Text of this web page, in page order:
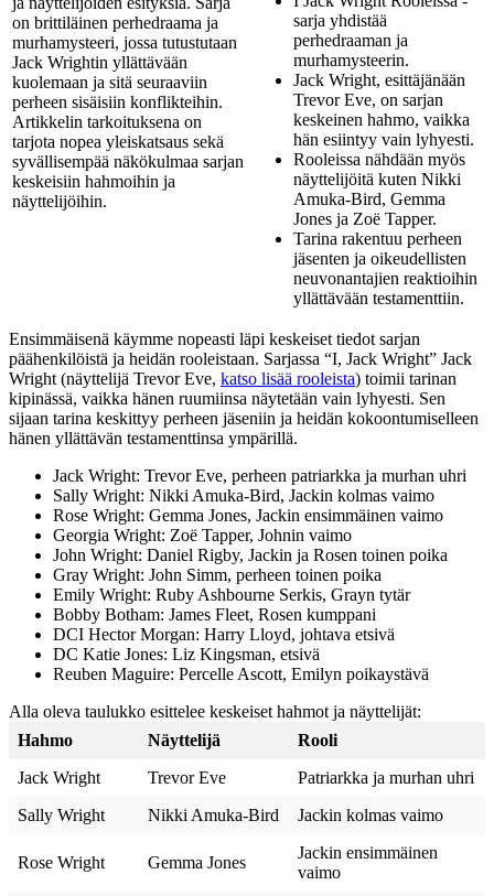
on brittiläinen perhedraama ja
murhamysteeri, jossa tutustutaan
Jack Wrightin yllättävään
kuolemaan ja sitä seuraaviin
perheen sisäisiin konflikteihin.
Artikkelin tarkoituksena on
tarjota nopea yleiskatsaus sekä
syvällisempää näkökulmaa sarjan
keskeisiin hahmoihin ja
näyttelijöihin.
sarja yhdistää
perhedraaman ja
murhamysteerin.
Jack Wright, esittäjänään
Trevor Eve, on sarjan
keskeinen hahmo, vaikka
hän esiintyy vain lyhyesti.
Rooleissa nähdään myös
näyttelijöitä kuten Nikki
Amuka-Bird, Gemma
Jones ja Zoë Tapper.
Tarina rakentuu perheen
jäsenten ja oikeudellisten
neuvonantajien reaktioihin
yllättävään testamenttiin.
Ensimmäisenä käymme nopeasti läpi keskeiset tiedot sarjan
päähenkilöistä ja heidän rooleistaan. Sarjassa “I, Jack Wright” Jack
Wright (näyttelijä Trevor Eve, katso lisää rooleista) toimii tarinan
kipinässä, vaikka hänen ruumiinsa näytetään vain lyhyesti. Sen
sijaan tarina keskittyy perheen jäseniin ja heidän kokoontumiselleen
hänen yllättävän testamenttinsa ympärillä.
Jack Wright: Trevor Eve, perheen patriarkka ja murhan uhri
Sally Wright: Nikki Amuka-Bird, Jackin kolmas vaimo
Rose Wright: Gemma Jones, Jackin ensimmäinen vaimo
Georgia Wright: Zoë Tapper, Johnin vaimo
John Wright: Daniel Rigby, Jackin ja Rosen toinen poika
Gray Wright: John Simm, perheen toinen poika
Emily Wright: Ruby Ashbourne Serkis, Grayn tytär
Bobby Botham: James Fleet, Rosen kumppani
DCI Hector Morgan: Harry Lloyd, johtava etsivä
DC Katie Jones: Liz Kingsman, etsivä
Reuben Maguire: Percelle Ascott, Emilyn poikaystävä
Alla oleva taulukko esittelee keskeiset hahmot ja näyttelijät:
Hahmo
Näyttelijä
Rooli
Jack Wright
Trevor Eve
Patriarkka ja murhan uhri
Sally Wright
Nikki Amuka-Bird Jackin kolmas vaimo
Rose Wright Gemma Jones
Jackin ensimmäinen
vaimo